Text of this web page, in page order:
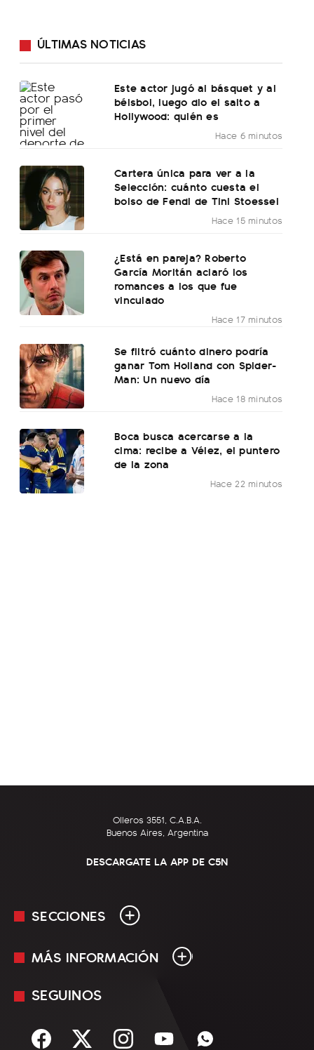
ÚLTIMAS NOTICIAS
Este actor jugó al básquet y al
béisbol, luego dio el salto a
Hollywood: quién es
Hace 6 minutos
Cartera única para ver a la
Selección: cuánto cuesta el
bolso de Fendi de Tini Stoessel
Hace 15 minutos
¿Está en pareja? Roberto
García Moritán aclaró los
romances a los que fue
vinculado
Hace 17 minutos
Se filtró cuánto dinero podría
ganar Tom Holland con Spider-
Man: Un nuevo día
Hace 18 minutos
Boca busca acercarse a la
cima: recibe a Vélez, el puntero
de la zona
Hace 22 minutos
Olleros 3551, C.A.B.A.
Buenos Aires, Argentina
DESCARGATE LA APP DE C5N
SECCIONES
En Vivo
Sociedad
MÁS INFORMACIÓN
Mediakit
Términos y condiciones
SEGUINOS